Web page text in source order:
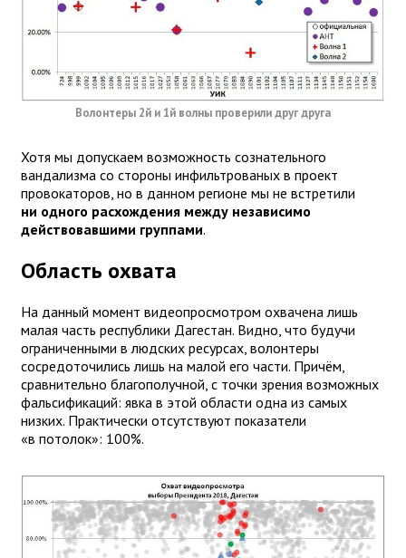
Волонтеры 2й и 1й волны проверили друг друга
Хотя мы допускаем возможность сознательного
вандализма со стороны инфильтрованых в проект
провокаторов, но в данном регионе мы не встретили
ни одного расхождения между независимо
действовавшими группами.
Область охвата
На данный момент видеопросмотром охвачена лишь
малая часть республики Дагестан. Видно, что будучи
ограниченными в людских ресурсах, волонтеры
сосредоточились лишь на малой его части. Причём,
сравнительно благополучной, с точки зрения возможных
фальсификаций: явка в этой области одна из самых
низких. Практически отсутствуют показатели
«в потолок»: 100%.